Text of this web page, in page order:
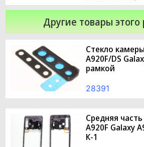
Другие товары этого
Стекло
A920F/DS
рамкой
28391
Средняя
A920F Galaxy
К-1